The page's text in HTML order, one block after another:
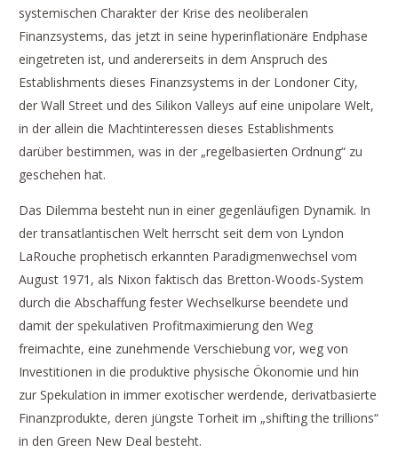
systemischen Charakter der Krise des neoliberalen
Finanzsystems, das jetzt in seine hyperinflationäre Endphase
eingetreten ist, und andererseits in dem Anspruch des
Establishments dieses Finanzsystems in der Londoner City,
der Wall Street und des Silikon Valleys auf eine unipolare Welt,
in der allein die Machtinteressen dieses Establishments
darüber bestimmen, was in der „regelbasierten Ordnung“ zu
geschehen hat.
Das Dilemma besteht nun in einer gegenläufigen Dynamik. In
der transatlantischen Welt herrscht seit dem von Lyndon
LaRouche prophetisch erkannten Paradigmenwechsel vom
August 1971, als Nixon faktisch das Bretton-Woods-System
durch die Abschaffung fester Wechselkurse beendete und
damit der spekulativen Profitmaximierung den Weg
freimachte, eine zunehmende Verschiebung vor, weg von
Investitionen in die produktive physische Ökonomie und hin
zur Spekulation in immer exotischer werdende, derivatbasierte
Finanzprodukte, deren jüngste Torheit im „shifting the trillions“
in den Green New Deal besteht.